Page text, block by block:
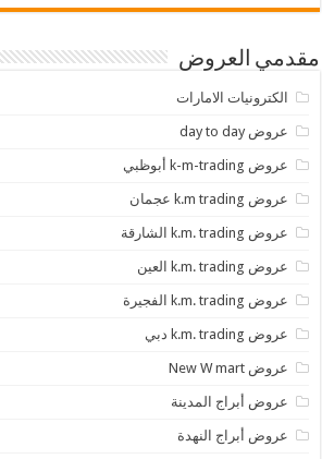
مقدمي العروض
الكترونيات الامارات
عروض day to day
عروض k-m-trading أبوظبي
عروض k.m trading عجمان
عروض k.m. trading الشارقة
عروض k.m. trading العين
عروض k.m. trading الفجيرة
عروض k.m. trading دبي
عروض New W mart
عروض أبراج المدينة
عروض أبراج النهدة